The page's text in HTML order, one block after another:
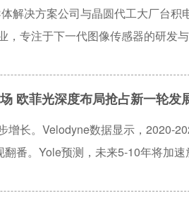
解决方案公司与晶圆代工大厂台
，专注于下一代图像传感器的研发
欧菲光深度布局抢占新一轮发
增长。Velodyne数据显示，2020-
番。Yole预测，未来5-10年将加
和7934万颗，其中中国分别出货